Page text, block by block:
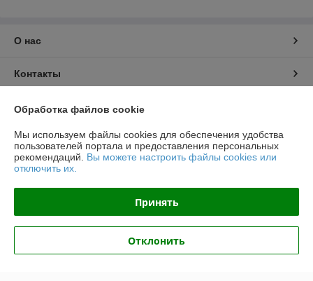
О нас
Контакты
Доставка и оплата
График работы
Полная версия сайта
Политика обработки cookies
Сайт создан на платформе Deal.by
Обработка файлов cookie
Мы используем файлы cookies для обеспечения удобства
пользователей портала и предоставления персональных
рекомендаций. Вы можете настроить файлы cookies или
отключить их.
Принять
Отклонить